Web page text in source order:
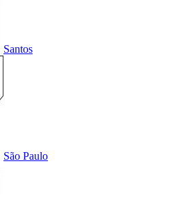
Santos
São Paulo